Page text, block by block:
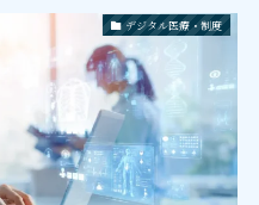
デジタル医療・制度